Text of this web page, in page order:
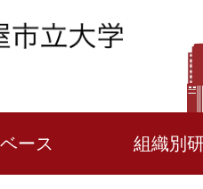
ース 組織別